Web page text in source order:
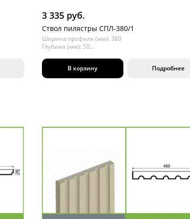
3 335 руб.
Ствол пилястры СПЛ-380/1
Ширина профиля (мм): 380
Глубина (мм): 50
В корзину
Подробнее